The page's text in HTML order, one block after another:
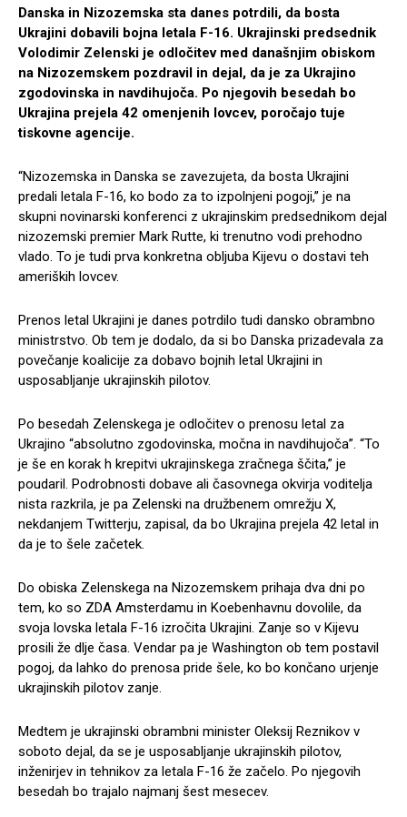
Danska in Nizozemska sta danes potrdili, da bosta
Ukrajini dobavili bojna letala F-16. Ukrajinski predsednik
Volodimir Zelenski je odločitev med današnjim obiskom
na Nizozemskem pozdravil in dejal, da je za Ukrajino
zgodovinska in navdihujoča. Po njegovih besedah bo
Ukrajina prejela 42 omenjenih lovcev, poročajo tuje
tiskovne agencije.
“Nizozemska in Danska se zavezujeta, da bosta Ukrajini
predali letala F-16, ko bodo za to izpolnjeni pogoji,” je na
skupni novinarski konferenci z ukrajinskim predsednikom dejal
nizozemski premier Mark Rutte, ki trenutno vodi prehodno
vlado. To je tudi prva konkretna obljuba Kijevu o dostavi teh
ameriških lovcev.
Prenos letal Ukrajini je danes potrdilo tudi dansko obrambno
ministrstvo. Ob tem je dodalo, da si bo Danska prizadevala za
povečanje koalicije za dobavo bojnih letal Ukrajini in
usposabljanje ukrajinskih pilotov.
Po besedah Zelenskega je odločitev o prenosu letal za
Ukrajino “absolutno zgodovinska, močna in navdihujoča”. “To
je še en korak h krepitvi ukrajinskega zračnega ščita,” je
poudaril. Podrobnosti dobave ali časovnega okvirja voditelja
nista razkrila, je pa Zelenski na družbenem omrežju X,
nekdanjem Twitterju, zapisal, da bo Ukrajina prejela 42 letal in
da je to šele začetek.
Do obiska Zelenskega na Nizozemskem prihaja dva dni po
tem, ko so ZDA Amsterdamu in Koebenhavnu dovolile, da
svoja lovska letala F-16 izročita Ukrajini. Zanje so v Kijevu
prosili že dlje časa. Vendar pa je Washington ob tem postavil
pogoj, da lahko do prenosa pride šele, ko bo končano urjenje
ukrajinskih pilotov zanje.
Medtem je ukrajinski obrambni minister Oleksij Reznikov v
soboto dejal, da se je usposabljanje ukrajinskih pilotov,
inženirjev in tehnikov za letala F-16 že začelo. Po njegovih
besedah bo trajalo najmanj šest mesecev.